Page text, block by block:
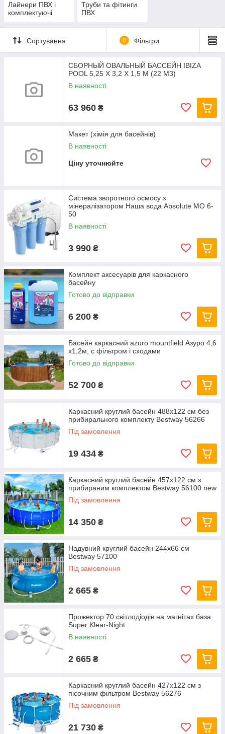
Лайнери ПВХ і
комплектуючі
Труби та фітинги
ПВХ
Сортування 0 Фільтри
СБОРНЫЙ ОВАЛЬНЫЙ БАССЕЙН IBIZA
POOL 5,25 Х 3,2 Х 1,5 М (22 М3)
В наявності
63 960 ₴
Макет (хімія для басейнів)
В наявності
Ціну уточнюйте
Система зворотного осмосу з
мінералізатором Наша вода Absolute МО 6-
50
В наявності
3 990 ₴
Комплект аксесуарів для каркасного
басейну
Готово до відправки
6 200 ₴
Басейн каркасний azuro mountfield Азуро 4,6
х1,2м, c фільтром і сходами
Готово до відправки
52 700 ₴
Каркасний круглий басейн 488x122 см без
прибирального комплекту Bestway 56266
Під замовлення
19 434 ₴
Каркасний круглий басейн 457x122 см з
прибираним комплектом Bestway 56100 new
Під замовлення
14 350 ₴
Надувний круглий басейн 244х66 см
Bestway 57100
Під замовлення
2 665 ₴
Прожектор 70 світлодіодів на магнітах база
Super Klear-Night
В наявності
2 665 ₴
Каркасний круглий басейн 427x122 см з
пісочним фільтром Bestway 56276
Під замовлення
21 730 ₴